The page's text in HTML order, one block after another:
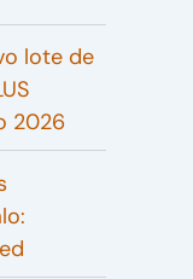
lote de
2026